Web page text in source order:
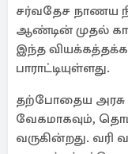
சர்வதேச நாணய
ஆண்டின் முதல்
இந்த
பாராட்டியுள்ளது.
தற்போதைய அரசு
வேகமாகவும்,
வருகின்றது. வரி